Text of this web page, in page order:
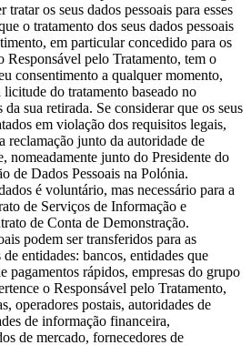
tratar os seus dados pessoais para esses
o tratamento dos seus dados pessoais
em particular concedido para os
Responsável pelo Tratamento, tem o
consentimento a qualquer momento,
licitude do tratamento baseado no
da sua retirada. Se considerar que os seus
em violação dos requisitos legais,
reclamação junto da autoridade de
nomeadamente junto do Presidente do
de Dados Pessoais na Polónia.
é voluntário, mas necessário para a
de Serviços de Informação e
de Conta de Demonstração.
podem ser transferidos para as
entidades: bancos, entidades que
pagamentos rápidos, empresas do grupo
o Responsável pelo Tratamento,
operadores postais, autoridades de
de informação financeira,
de mercado, fornecedores de